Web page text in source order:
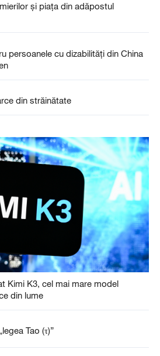
și piața din adăpostul
persoanele cu dizabilități din China
din străinătate
Kimi K3, cel mai mare model
din lume
Tao (τ)”